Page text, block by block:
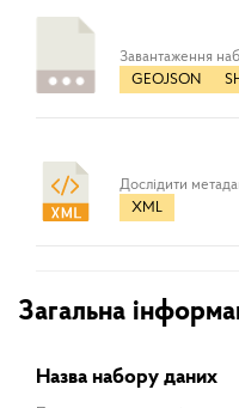
Завантаження
GEOJSON
Дослідити
XML
Загальна
Назва набору даних